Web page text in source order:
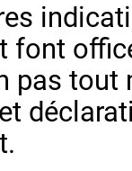
font
pas tout